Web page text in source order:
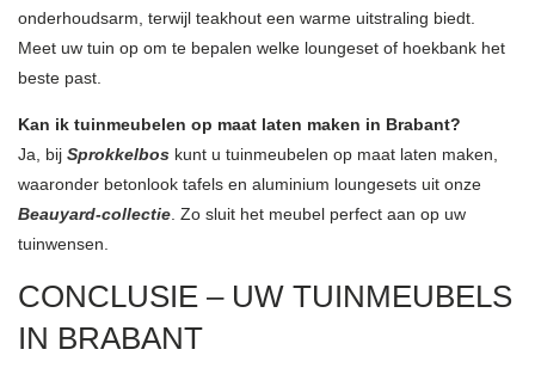
onderhoudsarm, terwijl teakhout een warme uitstraling biedt.
Meet uw tuin op om te bepalen welke loungeset of hoekbank het
beste past.
Kan ik tuinmeubelen op maat laten maken in Brabant?
Ja, bij Sprokkelbos kunt u tuinmeubelen op maat laten maken,
waaronder betonlook tafels en aluminium loungesets uit onze
Beauyard-collectie. Zo sluit het meubel perfect aan op uw
tuinwensen.
CONCLUSIE – UW TUINMEUBELS
IN BRABANT